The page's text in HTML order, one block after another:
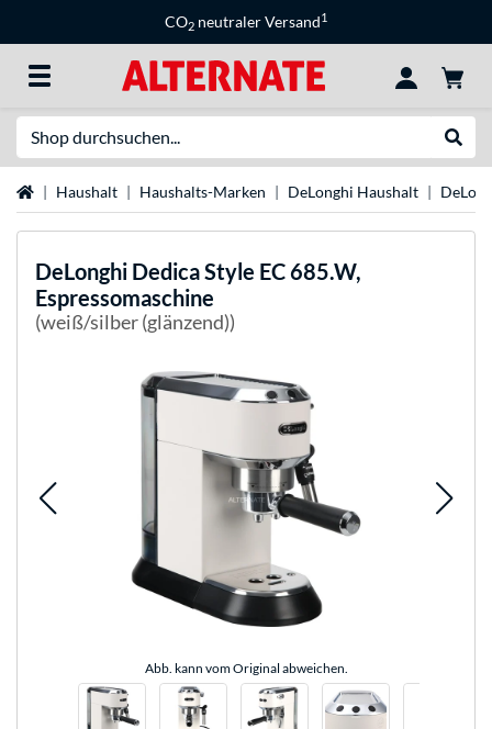
CO2 neutraler Versand1
StartseiteHaushalt Haushalts-Marken DeLonghi Haushalt
DeLonghi Dedica Style EC 685.W,
Espressomaschine
(weiß/silber (glänzend))
Abb. kann vom Original abweichen.